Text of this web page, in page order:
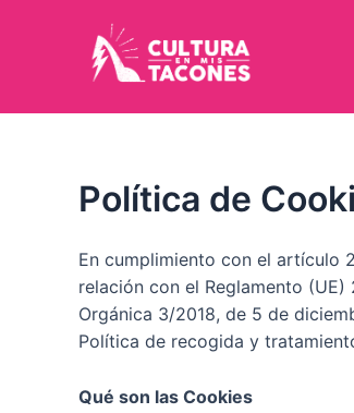
Política de
En cumplimiento con el artículo
relación con el Reglamento
Orgánica 3/2018, de 5 de
Política de recogida y
Qué son las Cookies